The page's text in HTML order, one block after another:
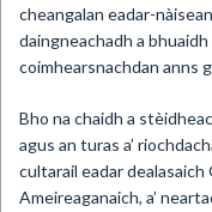
cheangalan eadar-
daingneachadh a
coimhearsnachdan anns
Bho na chaidh a
agus an turas a’
cultarail eadar dealasaich
Ameireaganaich, a’